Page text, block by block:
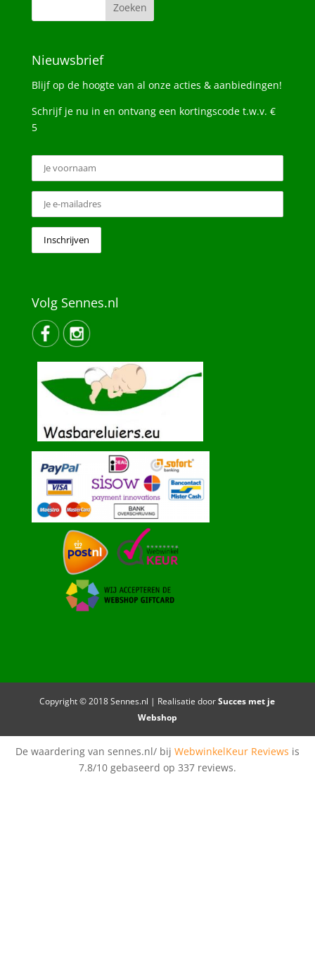
Nieuwsbrief
Blijf op de hoogte van al onze acties & aanbiedingen!
Schrijf je nu in en ontvang een kortingscode t.w.v. €
5
Volg Sennes.nl
Copyright © 2018 Sennes.nl | Realisatie doorSucces met je
Webshop
De waardering van sennes.nl/ bij WebwinkelKeur Reviews is
7.8/10 gebaseerd op 337 reviews.